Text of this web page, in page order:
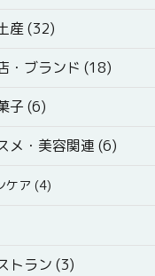
産 (32)
・ブランド (18)
子 (6)
メ・美容関連 (6)
ケア (4)
トラン (3)